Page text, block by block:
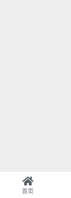
首页